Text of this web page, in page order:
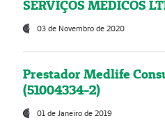
SERVIÇOS MÉDICOS
03 de Novembro de 2020
Prestador Medlife
(51004334-2)
01 de Janeiro de 2019